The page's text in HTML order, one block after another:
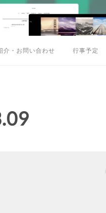
介・お問い合わせ 行事予定
.09